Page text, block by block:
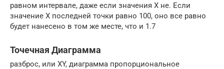
равном интервале, даже если значения X не. Если
значение X последней точки равно 100, оно все равно
будет нанесено в том же месте, что и 1.7
Точечная Диаграмма
разброс, или XY, диаграмма пропорциональное